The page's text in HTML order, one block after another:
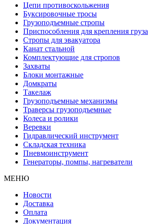
Цепи противоскольжения
Буксировочные тросы
Грузоподъемные стропы
Приспособления для крепления груза
Стропы для эвакуатора
Канат стальной
Комплектующие для стропов
Захваты
Блоки монтажные
Домкраты
Такелаж
Грузоподъемные механизмы
Траверсы грузоподъемные
Колеса и ролики
Веревки
Гидравлический инструмент
Складская техника
Пневмоинструмент
Генераторы, помпы, нагреватели
МЕНЮ
Новости
Доставка
Оплата
Документация